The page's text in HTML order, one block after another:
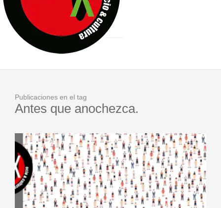
D’BALDOMEROS REINVENTAN [BITÁCORA 3.0] EN EXVITA
MARSHALL FLASH PRESENTA EN EXVITA [RELATIVA
JOFRE BARDAGÍ EN EXVITA INTERPRETANDO A SERRAT
Publicaciones en el tag
Antes que anochezca.